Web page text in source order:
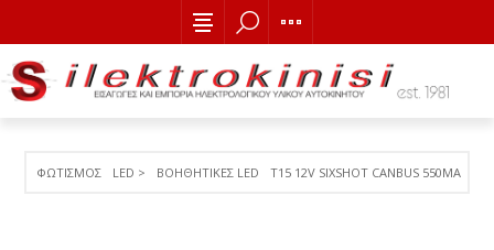
ΦΩΤΙΣΜΟΣ LED > ΒΟΗΘΗΤΙΚΕΣ LED T15 12V SIXSHOT CANBUS 550MA